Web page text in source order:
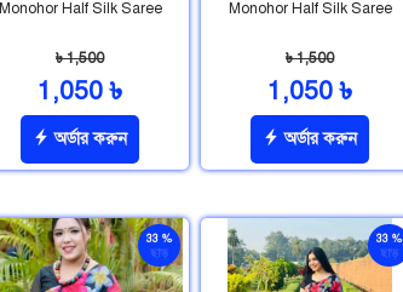
Monohor Half Silk Saree
৳ 1,500
1,050 ৳
অর্ডার করুন
Monohor Half Silk Saree
৳ 1,500
1,050 ৳
অর্ডার করুন
33 %
ছাড়
33 %
ছাড়